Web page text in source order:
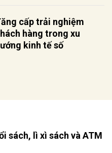
cấp trải nghiệm
hàng trong xu
kinh tế số
sách, lì xì sách và ATM